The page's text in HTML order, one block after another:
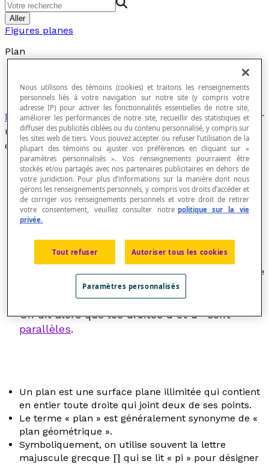
Aller
Figures planes
Plan
Espace géométrique à deux dimensions défini par
un système d'axiomes. Un système d'axiomes
d'un plan géométrique peut être le suivant :
A1 : Le plan géométrique est un ensemble de
points comprenant au moins deux éléments.
A2 : Toutedroiteest une partie propre du
plan.
A3 : Toute paire du points du plan détermine
une droite.
A4 : Soit dune droite du plan etPun point
n'appartenant pas à cette droite; alors il existe
une et une seule droited' du plan qui
et n'a aucun point commun avec
On dit alors que les droitesdetd 'sont
parallèles.
Un plan est une surface plane illimitée qui contient
en entier toute droite qui joint deux de ses points.
Le terme « plan » est généralement synonyme de «
plan géométrique ».
Symboliquement, on utilise souvent la lettre
majuscule grecque ∏ qui se lit « pi » pour désigner
Nous utilisons des témoins (cookies) et traitons les renseignements
personnels liés à votre navigation sur notre site (y compris votre
adresse IP) pour activer les fonctionnalités essentielles de notre site,
améliorer les performances de notre site, recueillir des statistiques et
diffuser des publicités ciblées ou du contenu personnalisé, y compris sur
les sites web de tiers. Vous pouvez accepter ou refuser l’utilisation de la
plupart des témoins ou ajuster vos préférences en cliquant sur «
paramètres personnalisés ». Vos renseignements pourraient être
stockés et/ou partagés avec nos partenaires publicitaires en dehors de
votre juridiction. Pour plus d’informations sur la manière dont nous
gérons les renseignements personnels, y compris vos droits d’accéder et
de corriger vos renseignements personnels et votre droit de retirer
votre consentement, veuillez consulter notre politique sur la vie
privée.
Tout refuser Autoriser tous les cookies
Paramètres personnalisés